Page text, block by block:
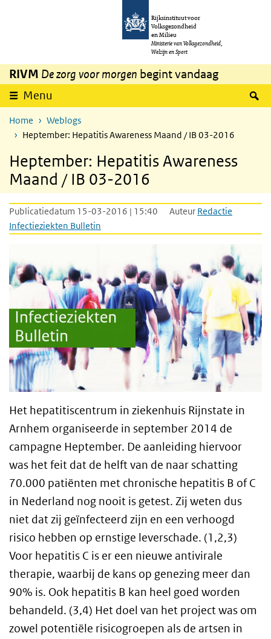
Overslaan en naar de inhoud gaan
Rijksinstituut voor
Volksgezondheid
en Milieu
Ministerie van Volksgezondheid,
Welzijn en Sport
RIVM De zorg voor morgen begint vandaag
Menu
Home
Weblogs
Heptember: Hepatitis Awareness Maand / IB 03-2016
Heptember: Hepatitis Awareness
Maand / IB 03-2016
Publicatiedatum 15-03-2016 | 15:40 Auteur Redactie
Infectieziekten Bulletin
Het hepatitiscentrum in ziekenhuis Rijnstate in
Arnhem organiseerde in september 2014 de
campagne Heptember. De aanleiding hiervoor
was het feit dat de helft van de naar schatting
70.000 patiënten met chronische hepatitis B of C
in Nederland nog nooit is getest. Zij weten dus
niet dat zij geïnfecteerd zijn en een verhoogd
risico hebben op ernstige leverschade. (1,2,3)
Voor hepatitis C is er een nieuwe antivirale
therapie, waarbij de kans op genezing meer dan
90% is. Ook hepatitis B kan heel goed worden
behandeld. (3,4) Het doel van het project was om
zowel potentiële risicogroepen als de artsen in